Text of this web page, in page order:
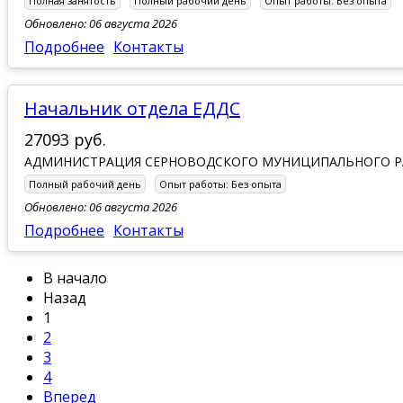
Обновлено: 06 августа 2026
Подробнее Контакты
Начальник отдела ЕДДС
27093 руб.
АДМИНИСТРАЦИЯ СЕРНОВОДСКОГО МУНИЦИПАЛЬНОГО
Полный рабочий день Опыт работы: Без опыта
Обновлено: 06 августа 2026
Подробнее Контакты
В начало
Назад
1
2
3
4
Вперед